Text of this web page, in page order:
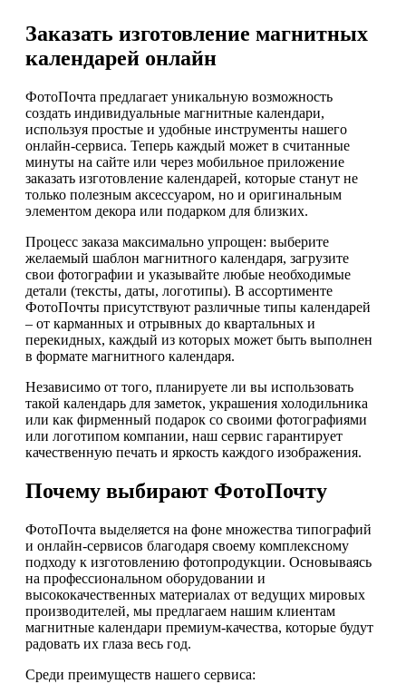
Заказать изготовление магнитных
календарей онлайн
ФотоПочта предлагает уникальную возможность
создать индивидуальные магнитные календари,
используя простые и удобные инструменты нашего
онлайн-сервиса. Теперь каждый может в считанные
минуты на сайте или через мобильное приложение
заказать изготовление календарей, которые станут не
только полезным аксессуаром, но и оригинальным
элементом декора или подарком для близких.
Процесс заказа максимально упрощен: выберите
желаемый шаблон магнитного календаря, загрузите
свои фотографии и указывайте любые необходимые
детали (тексты, даты, логотипы). В ассортименте
ФотоПочты присутствуют различные типы календарей
– от карманных и отрывных до квартальных и
перекидных, каждый из которых может быть выполнен
в формате магнитного календаря.
Независимо от того, планируете ли вы использовать
такой календарь для заметок, украшения холодильника
или как фирменный подарок со своими фотографиями
или логотипом компании, наш сервис гарантирует
качественную печать и яркость каждого изображения.
Почему выбирают ФотоПочту
ФотоПочта выделяется на фоне множества типографий
и онлайн-сервисов благодаря своему комплексному
подходу к изготовлению фотопродукции. Основываясь
на профессиональном оборудовании и
высококачественных материалах от ведущих мировых
производителей, мы предлагаем нашим клиентам
магнитные календари премиум-качества, которые будут
радовать их глаза весь год.
Среди преимуществ нашего сервиса: